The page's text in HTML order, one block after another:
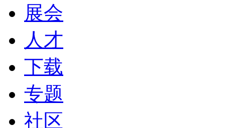
展会
人才
下载
专题
社区